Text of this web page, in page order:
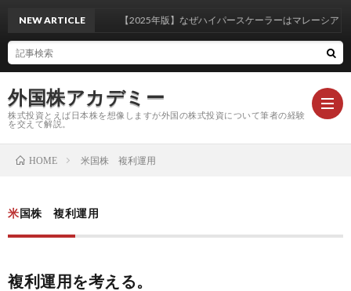
外国株アカデミー
株式投資とえば日本株を想像しますが外国の株式投資について筆者の経験
を交えて解説。
NEW ARTICLE 【2025年版】なぜハイパースケーラーはマレーシア・
HOME 米国株 複利運用
米国株 複利運用
複利運用を考える。